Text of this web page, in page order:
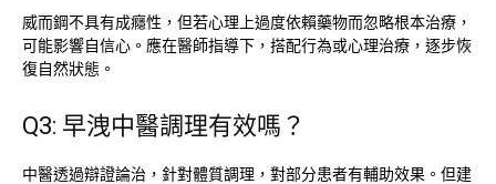
威而鋼不具有成癮性，但若心理上過度依賴藥物而忽略根本治療，
可能影響自信心。應在醫師指導下，搭配行為或心理治療，逐步恢
復自然狀態。
Q3: 早洩中醫調理有效嗎？
中醫透過辯證論治，針對體質調理，對部分患者有輔助效果。但建